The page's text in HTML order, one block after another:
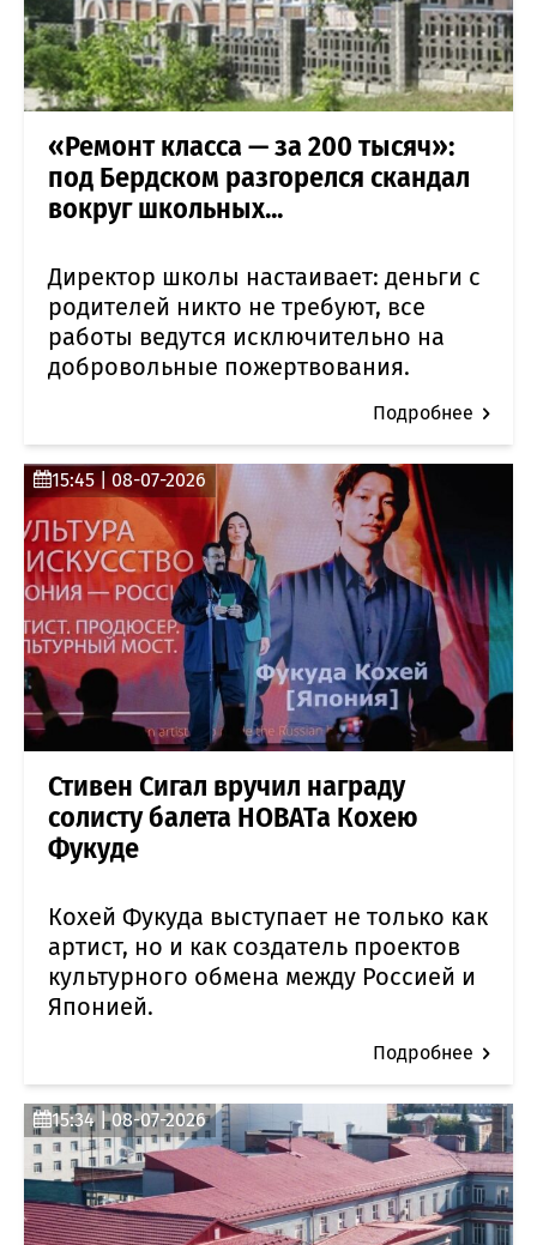
«Ремонт класса — за 200 тысяч»:
под Бердском разгорелся скандал
вокруг школьных...
Директор школы настаивает: деньги с
родителей никто не требуют, все
работы ведутся исключительно на
добровольные пожертвования.
Подробнее
15:45 | 08-07-2026
Стивен Сигал вручил награду
солисту балета НОВАТа Кохею
Фукуде
Кохей Фукуда выступает не только как
артист, но и как создатель проектов
культурного обмена между Россией и
Японией.
Подробнее
15:34 | 08-07-2026